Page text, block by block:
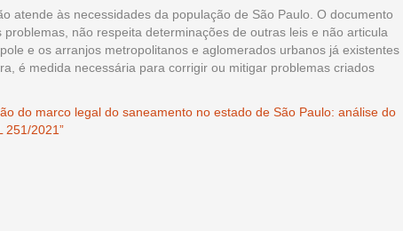
atende às necessidades da população de São Paulo. O documento
não respeita determinações de outras leis e não articula
e os arranjos metropolitanos e aglomerados urbanos já existentes
é medida necessária para corrigir ou mitigar problemas criados
do marco legal do saneamento no estado de São Paulo: análise do
251/2021”